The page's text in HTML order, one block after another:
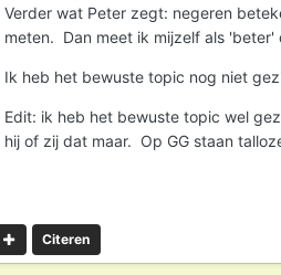
Verder wat Peter zegt: negeren
meten. Dan meet ik mijzelf als
Ik heb het bewuste topic nog niet
Edit: ik heb het bewuste topic wel
hij of zij dat maar. Op GG staan
Citeren